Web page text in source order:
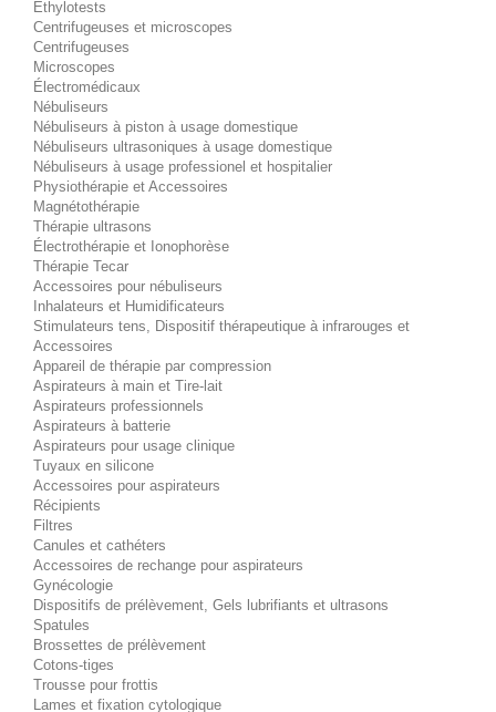
Éthylotests
Centrifugeuses et microscopes
Centrifugeuses
Microscopes
Électromédicaux
Nébuliseurs
Nébuliseurs à piston à usage domestique
Nébuliseurs ultrasoniques à usage domestique
Nébuliseurs à usage professionel et hospitalier
Physiothérapie et Accessoires
Magnétothérapie
Thérapie ultrasons
Électrothérapie et Ionophorèse
Thérapie Tecar
Accessoires pour nébuliseurs
Inhalateurs et Humidificateurs
Stimulateurs tens, Dispositif thérapeutique à infrarouges et
Accessoires
Appareil de thérapie par compression
Aspirateurs à main et Tire-lait
Aspirateurs professionnels
Aspirateurs à batterie
Aspirateurs pour usage clinique
Tuyaux en silicone
Accessoires pour aspirateurs
Récipients
Filtres
Canules et cathéters
Accessoires de rechange pour aspirateurs
Gynécologie
Dispositifs de prélèvement, Gels lubrifiants et ultrasons
Spatules
Brossettes de prélèvement
Cotons-tiges
Trousse pour frottis
Lames et fixation cytologique